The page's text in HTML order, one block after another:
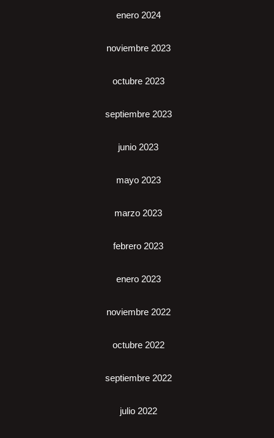
enero 2024
noviembre 2023
octubre 2023
septiembre 2023
junio 2023
mayo 2023
marzo 2023
febrero 2023
enero 2023
noviembre 2022
octubre 2022
septiembre 2022
julio 2022